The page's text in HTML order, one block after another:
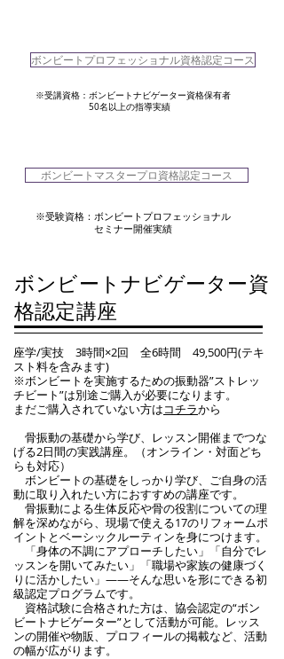
ボンビートプロフェッショナル資格認定コース
※受講資格：ボンビートナビゲーター資格保有者
​ 50名以上の指導実績
ボンビートマスタープロ資格認定コース
※受験資格：ボンビートプロフェッショナル
​ セミナー開催実績
ボンビートナビゲーター資
格認定講座
座学/実技 3時間×2回 全6時間 49,500円(テキ
スト料を含みます)
※ボンビートを実施するための振動器”ストレッ
チビート”は別途ご購入が必要になります。
まだご購入されていない方はコチラから
骨振動の基礎から学び、レッスン開催までつな
げる2日間の実践講座。（オンライン・対面どち
らも対応）
ボンビートの基礎をしっかり学び、ご自身の活
動に取り入れたい方におすすめの講座です。
骨振動による生体反応や骨の役割についての理
解を深めながら、現場で使える17のリフォームポ
イントとベーシックルーティンを身につけます。
「身体の不調にアプローチしたい」「自分でレ
ッスンを開いてみたい」「職場や家族の健康づく
りに活かしたい」——そんな思いを形にできる初
級認定プログラムです。
資格試験に合格された方は、協会認定の“ボン
ビートナビゲーター”として活動が可能。レッス
ンの開催や物販、プロフィールの掲載など、活動
の幅が広がります。